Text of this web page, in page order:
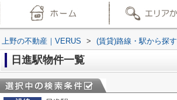
上野の不動産｜VERUS > (賃貸)路線・駅から探す
日進駅物件一覧